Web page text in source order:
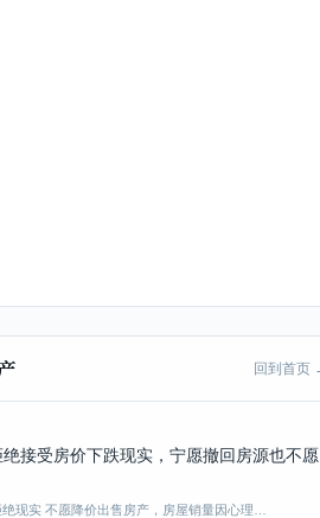
回到首页
接受房价下跌现实，宁愿撤回房源也不愿
现实 不愿降价出售房产，房屋销量因心理…